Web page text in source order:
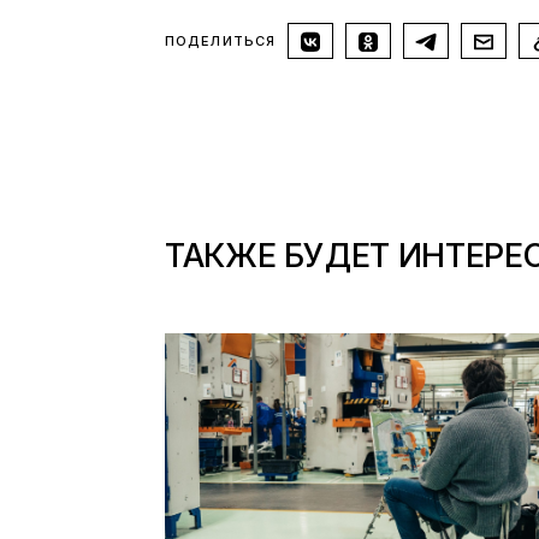
ПОДЕЛИТЬСЯ
ТАКЖЕ БУДЕТ